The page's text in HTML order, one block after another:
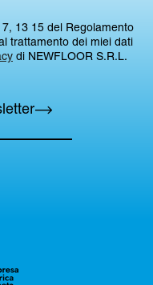
13 15 del Regolamento
trattamento dei miei dati
di NEWFLOOR S.R.L.